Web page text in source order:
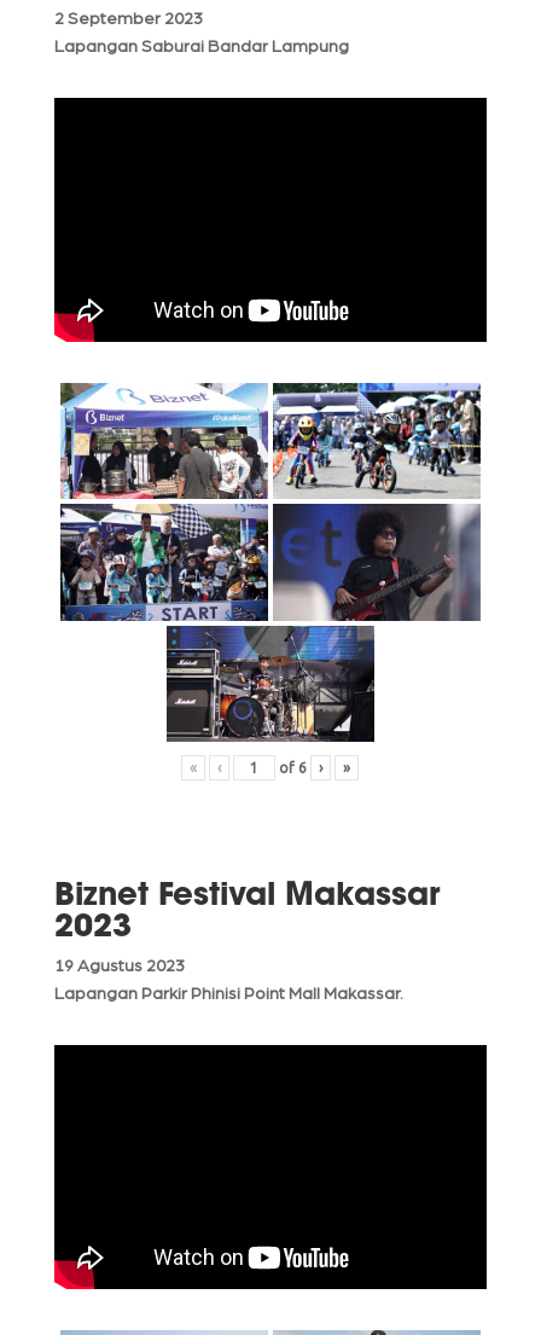
2 September 2023
Lapangan Saburai Bandar Lampung
« ‹ of 6 › »
Biznet Festival Makassar
2023
19 Agustus 2023
Lapangan Parkir Phinisi Point Mall Makassar.